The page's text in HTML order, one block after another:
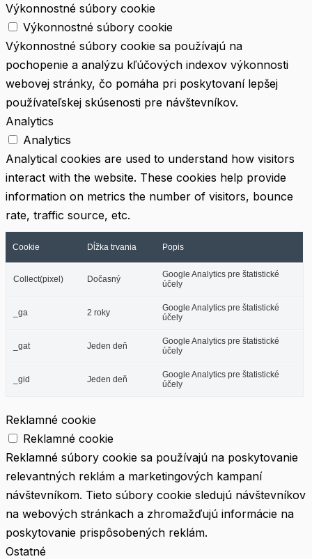
Výkonnostné súbory cookie
Výkonnostné súbory cookie
Výkonnostné súbory cookie sa používajú na
pochopenie a analýzu kľúčových indexov výkonnosti
webovej stránky, čo pomáha pri poskytovaní lepšej
používateľskej skúsenosti pre návštevníkov.
Analytics
Analytics
Analytical cookies are used to understand how visitors
interact with the website. These cookies help provide
information on metrics the number of visitors, bounce
rate, traffic source, etc.
Cookie Dĺžka trvania Popis
Collect(pixel) Dočasný
Google Analytics pre štatistické
účely
_ga 2 roky
Google Analytics pre štatistické
účely
_gat Jeden deň
Google Analytics pre štatistické
účely
_gid Jeden deň
Google Analytics pre štatistické
účely
Reklamné cookie
Reklamné cookie
Reklamné súbory cookie sa používajú na poskytovanie
relevantných reklám a marketingových kampaní
návštevníkom. Tieto súbory cookie sledujú návštevníkov
na webových stránkach a zhromažďujú informácie na
poskytovanie prispôsobených reklám.
Ostatné